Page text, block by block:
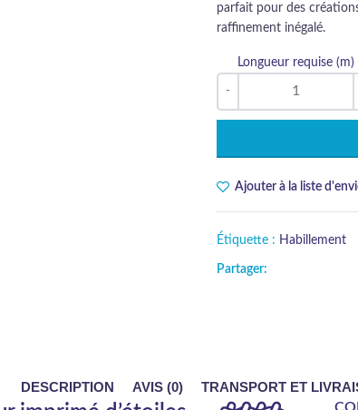
parfait pour des
raffinement inégalé.
Longueur requise (m)
Ajouter à la liste
Étiquette : Habillement
Partager:
DESCRIPTION AVIS (0) TRANSPORT ET